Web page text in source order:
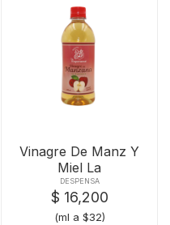
Vinagre De Manz Y
Miel La
Esperanzax500
DESPENSA
$ 16,200
(ml a $32)